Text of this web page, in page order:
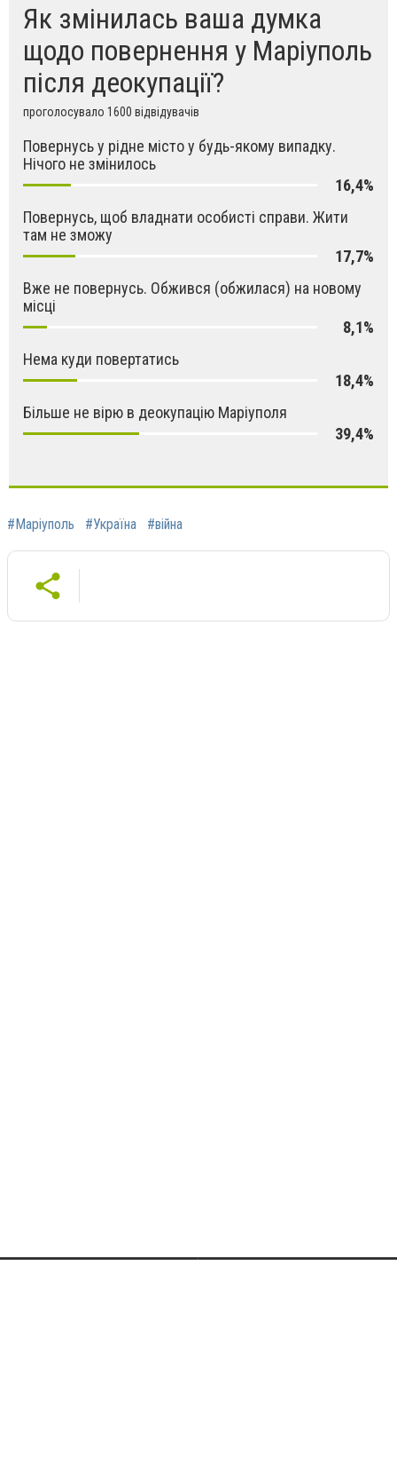
Як змінилась ваша думка
щодо повернення у Маріуполь
після деокупації?
проголосувало 1600 відвідувачів
Повернусь у рідне місто у будь-якому випадку.
Нічого не змінилось
16,4%
Повернусь, щоб владнати особисті справи. Жити
там не зможу
17,7%
Вже не повернусь. Обжився (обжилася) на новому
місці
8,1%
Нема куди повертатись
18,4%
Більше не вірю в деокупацію Маріуполя
39,4%
#Маріуполь #Україна #війна